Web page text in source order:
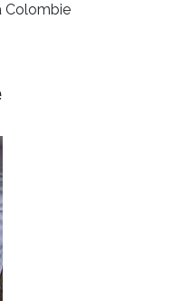
Colombie